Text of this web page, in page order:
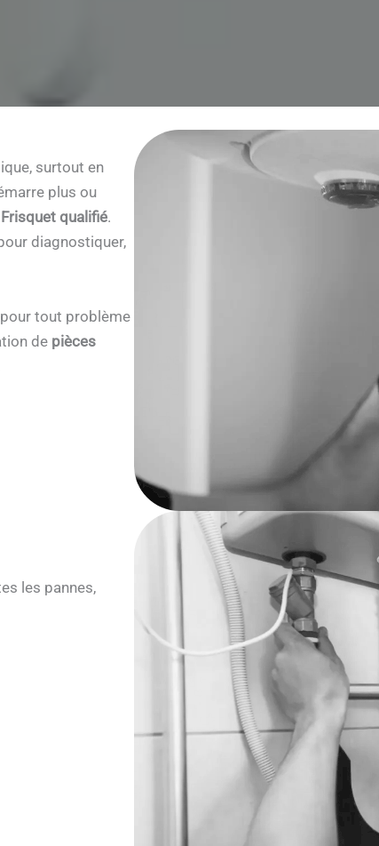
surtout en
plus ou
qualifié.
diagnostiquer,
tout problème
de pièces
les pannes,